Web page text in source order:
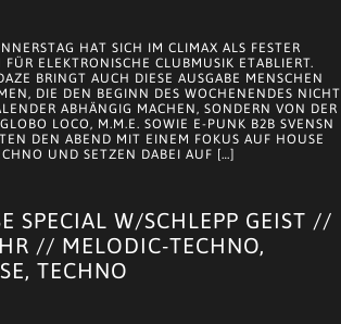
HAT SICH IM CLIMAX ALS FESTER
FÜR ELEKTRONISCHE CLUBMUSIK ETABLIERT.
BRINGT AUCH DIESE AUSGABE MENSCHEN
DIE DEN BEGINN DES WOCHENENDES NICHT
ABHÄNGIG MACHEN, SONDERN VON DER
LOCO, M.M.E. SOWIE E-PUNK B2B SVENSN
DEN ABEND MIT EINEM FOKUS AUF HOUSE
UND SETZEN DABEI AUF […]
SPECIAL W/SCHLEPP GEIST //
// MELODIC-TECHNO,
TECHNO